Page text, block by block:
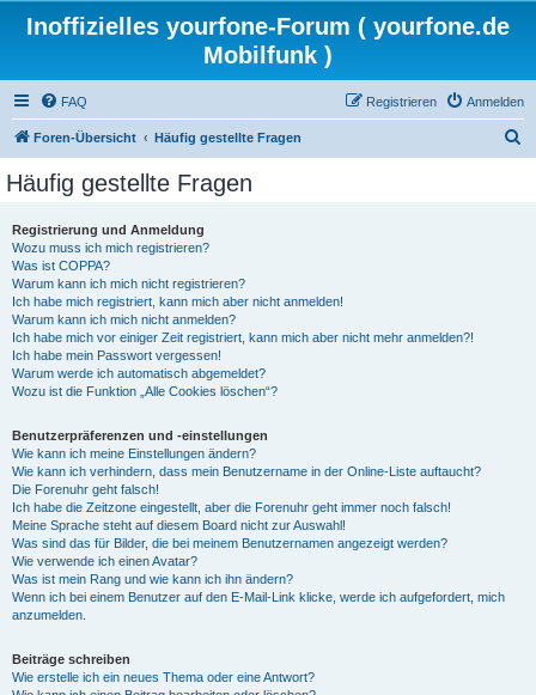
Inoffizielles yourfone-Forum ( yourfone.de
Mobilfunk )
FAQ Anmelden
Registrieren
Foren-Übersicht Häufig gestellte Fragen
Häufig gestellte Fragen
Registrierung und Anmeldung
Wozu muss ich mich registrieren?
Was ist COPPA?
Warum kann ich mich nicht registrieren?
Ich habe mich registriert, kann mich aber nicht anmelden!
Warum kann ich mich nicht anmelden?
Ich habe mich vor einiger Zeit registriert, kann mich aber nicht mehr anmelden?!
Ich habe mein Passwort vergessen!
Warum werde ich automatisch abgemeldet?
Wozu ist die Funktion „Alle Cookies löschen“?
Benutzerpräferenzen und -einstellungen
Wie kann ich meine Einstellungen ändern?
Wie kann ich verhindern, dass mein Benutzername in der Online-Liste auftaucht?
Die Forenuhr geht falsch!
Ich habe die Zeitzone eingestellt, aber die Forenuhr geht immer noch falsch!
Meine Sprache steht auf diesem Board nicht zur Auswahl!
Was sind das für Bilder, die bei meinem Benutzernamen angezeigt werden?
Wie verwende ich einen Avatar?
Was ist mein Rang und wie kann ich ihn ändern?
Wenn ich bei einem Benutzer auf den E-Mail-Link klicke, werde ich aufgefordert, mich
anzumelden.
Beiträge schreiben
Wie erstelle ich ein neues Thema oder eine Antwort?